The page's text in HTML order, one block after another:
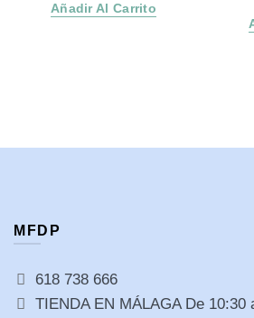
Añadir Al Carrito
MFDP
618 738 666
TIENDA EN MÁLAGA De 10:30